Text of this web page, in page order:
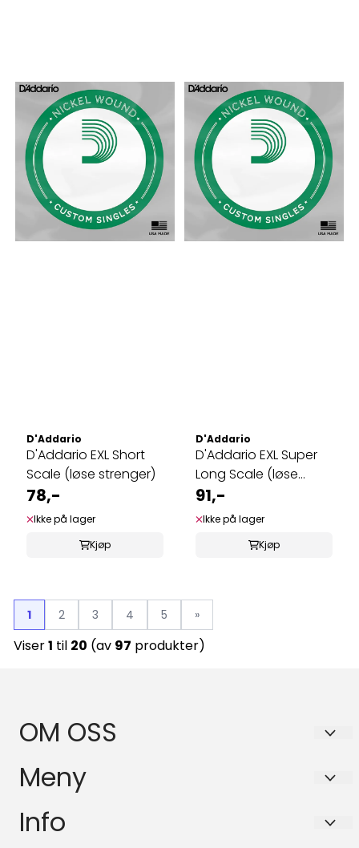
D'Addario
D'Addario EXL Short
Scale (løse strenger)
78,-
Ikke på lager
Kjøp
D'Addario
D'Addario EXL Super
Long Scale (løse
strenger)
91,-
Ikke på lager
Kjøp
1 2 3 4 5 »
Viser1 til 20 (av 97 produkter)
OM OSS
BASSANOVA AS
Schleppegrells gate 30A
0556 OSLO
Meny
Personvern
Info